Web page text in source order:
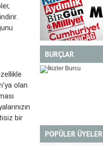
olan
bir
BURÇLAR
POPÜLER ÜYELER